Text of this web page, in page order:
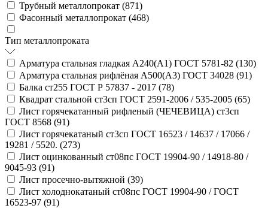
Трубный металлопрокат (871)
Фасонный металлопрокат (468)
Тип металлопроката
Арматура стальная гладкая А240(А1) ГОСТ 5781-82 (130)
Арматура стальная рифлёная А500(А3) ГОСТ 34028 (91)
Балка ст255 ГОСТ Р 57837 - 2017 (78)
Квадрат стальной ст3сп ГОСТ 2591-2006 / 535-2005 (65)
Лист горячекатанный рифленый (ЧЕЧЕВИЦА) ст3сп
ГОСТ 8568 (91)
Лист горячекатаный ст3сп ГОСТ 16523 / 14637 / 17066 /
19281 / 5520. (273)
Лист оцинкованный ст08пс ГОСТ 19904-90 / 14918-80 /
9045-93 (91)
Лист просечно-вытяжной (39)
Лист холоднокатаный ст08пс ГОСТ 19904-90 / ГОСТ
16523-97 (91)